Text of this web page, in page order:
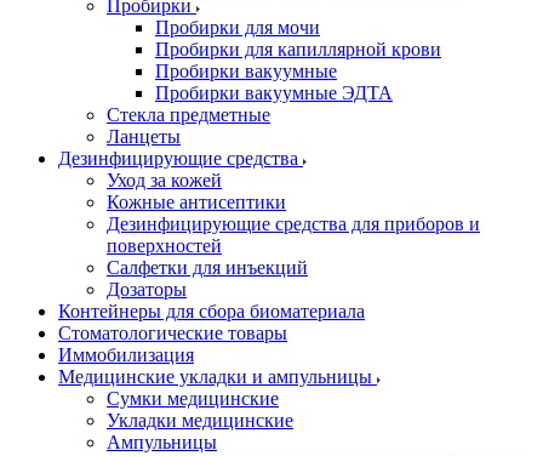
Пробирки
Пробирки для мочи
Пробирки для капиллярной крови
Пробирки вакуумные
Пробирки вакуумные ЭДТА
Стекла предметные
Ланцеты
Дезинфицирующие средства
Уход за кожей
Кожные антисептики
Дезинфицирующие средства для приборов и
поверхностей
Салфетки для инъекций
Дозаторы
Контейнеры для сбора биоматериала
Стоматологические товары
Иммобилизация
Медицинские укладки и ампульницы
Сумки медицинские
Укладки медицинские
Ампульницы